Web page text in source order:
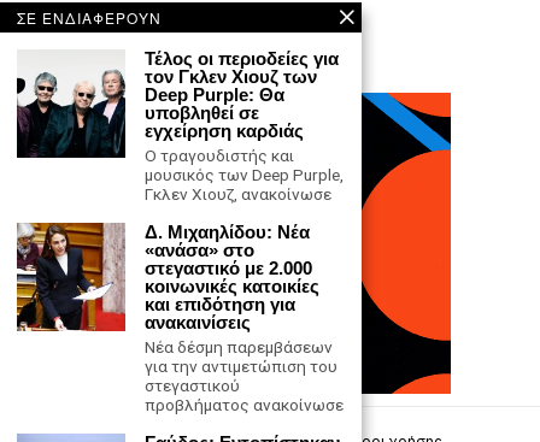
ΣΕ ΕΝΔΙΑΦΕΡΟΥΝ
Τέλος οι περιοδείες για
τον Γκλεν Χιουζ των
Deep Purple: Θα
υποβληθεί σε
εγχείρηση καρδιάς
Ο τραγουδιστής και
μουσικός των Deep Purple,
Γκλεν Χιουζ, ανακοίνωσε
Δ. Μιχαηλίδου: Νέα
«ανάσα» στο
στεγαστικό με 2.000
κοινωνικές κατοικίες
και επιδότηση για
ανακαινίσεις
Νέα δέσμη παρεμβάσεων
για την αντιμετώπιση του
στεγαστικού
προβλήματος ανακοίνωσε